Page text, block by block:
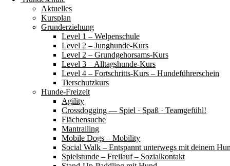
Aktuelles
Kursplan
Grunderziehung
Level 1 – Welpenschule
Level 2 – Junghunde-Kurs
Level 2 – Grundgehorsams-Kurs
Level 3 – Alltagshunde-Kurs
Level 4 – Fortschritts-Kurs – Hundeführerschein
Tierschutzkurs
Hunde-Freizeit
Agility
Crossdogging — Spiel · Spaß · Teamgefühl!
Flächensuche
Mantrailing
Mobile Dogs – Mobility
Social Walk – Entspannt unterwegs mit deinem
Spielstunde – Freilauf – Sozialkontakt